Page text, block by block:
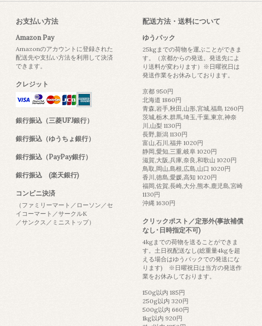
お支払い方法
Amazon Pay
Amazonのアカウントに登録された
配送先や支払い方法を利用して決済
できます。
クレジット
銀行振込（三菱UFJ銀行）
銀行振込（ゆうちょ銀行）
銀行振込（PayPay銀行）
銀行振込 (楽天銀行)
コンビニ決済
（ファミリーマート／ローソン／セ
イコーマート／サークルK
／サンクス／ミニストップ）
配送方法・送料について
ゆうパック
25kgまでの荷物を運ぶことができま
す。（京都からの発送。発送先によ
り送料が変わります）※日曜祝日は
発送作業をお休みしております。
京都 950円
北海道 1860円
青森,岩手,秋田,山形,宮城,福島 1260円
茨城,栃木,群馬,埼玉,千葉,東京,神奈
川,山梨 1130円
長野,新潟 1130円
富山,石川,福井 1020円
静岡,愛知,三重,岐阜 1020円
滋賀,大阪,兵庫,奈良,和歌山 1020円
鳥取,岡山,島根,広島,山口 1020円
香川,徳島,愛媛,高知 1020円
福岡,佐賀,長崎,大分,熊本,鹿児島,宮崎
1130円
沖縄 1630円
クリックポスト／定形外(事故補償
なし･日時指定不可)
4kgまでの荷物を送ることができま
す。土日祝配送なし(総重量4kgを超
える場合はゆうパックでの発送にな
ります) ※日曜祝日は当方の発送作
業をお休みしております。
150g以内 185円
250g以内 320円
500g以内 660円
1kg以内 920円